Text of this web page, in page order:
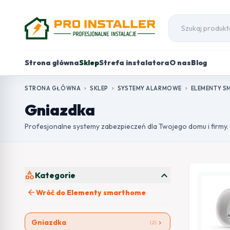
Strona głównaSklepStrefa instalatoraO nasBlog
STRONA GŁÓWNA chevron_right SKLEP chevron_right SYSTEMY ALARMOWE chevron_right ELEMENTY
Gniazdka
Profesjonalne systemy zabezpieczeń dla Twojego domu i firmy.
categoryKategorie expand_more
arrow_backWróć do Elementy smarthome
Gniazdka (2) chevron_right